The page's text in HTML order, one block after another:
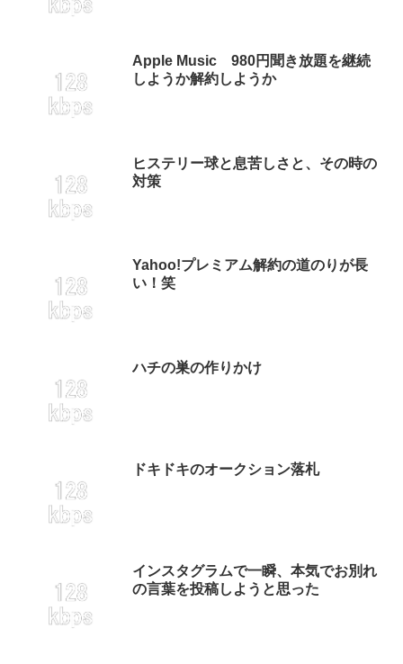
Apple Music 980円聞き放題を継続
しようか解約しようか
ヒステリー球と息苦しさと、その時の
対策
Yahoo!プレミアム解約の道のりが長
い！笑
ハチの巣の作りかけ
ドキドキのオークション落札
インスタグラムで一瞬、本気でお別れ
の言葉を投稿しようと思った